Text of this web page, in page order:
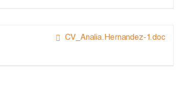
CV_Analia.Hernandez-1.doc